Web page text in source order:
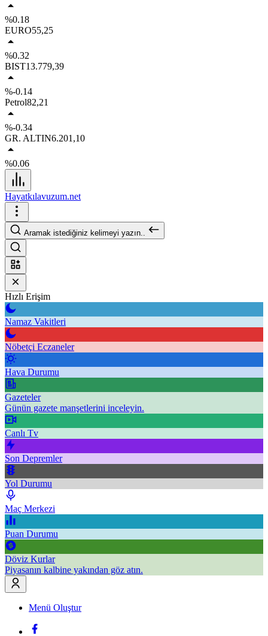
%0.18
EURO55,25
%0.32
BIST13.779,39
%-0.14
Petrol82,21
%-0.34
GR. ALTIN6.201,10
%0.06
Hayatkılavuzum.net
Aramak istediğiniz kelimeyi yazın..
Hızlı Erişim
Namaz Vakitleri
Nöbetçi Eczaneler
Hava Durumu
Gazeteler
Günün gazete manşetlerini inceleyin.
Canlı Tv
Son Depremler
Yol Durumu
Maç Merkezi
Puan Durumu
Döviz Kurlar
Piyasanın kalbine yakından göz atın.
Menü Oluştur